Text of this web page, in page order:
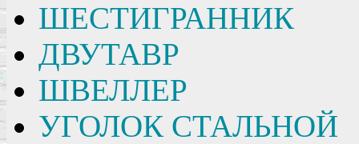
ШЕСТИГРАННИК
ДВУТАВР
ШВЕЛЛЕР
УГОЛОК СТАЛЬНОЙ